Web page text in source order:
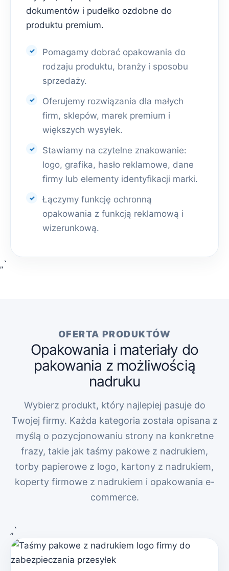
dokumentów i pudełko ozdobne do
produktu premium.
Pomagamy dobrać opakowania do
rodzaju produktu, branży i sposobu
sprzedaży.
Oferujemy rozwiązania dla małych
firm, sklepów, marek premium i
większych wysyłek.
Stawiamy na czytelne znakowanie:
logo, grafika, hasło reklamowe, dane
firmy lub elementy identyfikacji marki.
Łączymy funkcję ochronną
opakowania z funkcją reklamową i
wizerunkową.
„`
OFERTA PRODUKTÓW
Opakowania i materiały do
pakowania z możliwością
nadruku
Wybierz produkt, który najlepiej pasuje do
Twojej firmy. Każda kategoria została opisana z
myślą o pozycjonowaniu strony na konkretne
frazy, takie jak taśmy pakowe z nadrukiem,
torby papierowe z logo, kartony z nadrukiem,
koperty firmowe z nadrukiem i opakowania e-
commerce.
„`